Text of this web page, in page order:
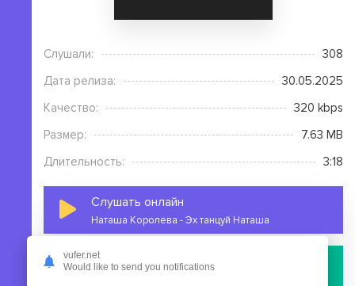
Слушали:
308
Дата релиза:
30.05.2025
Качество:
320 kbps
Размер:
7.63 MB
Длительность:
3:18
Слушать онлайн
Наташа Королева - Эх танцуй Наташа
Скачать
vufer.net
Would like to send you notifications